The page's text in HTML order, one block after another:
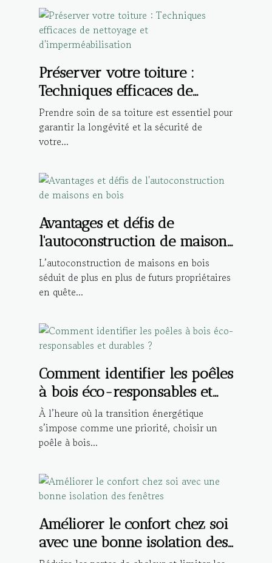
Préserver votre toiture :
Techniques efficaces de
nettoyage et
d'imperméabilisation
Prendre soin de sa toiture est essentiel pour
garantir la longévité et la sécurité de
votre...
Avantages et défis de
l'autoconstruction de maisons
en bois
L’autoconstruction de maisons en bois
séduit de plus en plus de futurs propriétaires
en quête...
Comment identifier les poêles
à bois éco-responsables et
durables ?
À l’heure où la transition énergétique
s’impose comme une priorité, choisir un
poêle à bois...
Améliorer le confort chez soi
avec une bonne isolation des